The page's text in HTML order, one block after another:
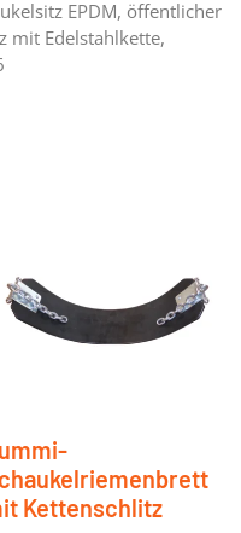
EPDM, öffentlicher
mit Edelstahlkette,
Kettenschlitz